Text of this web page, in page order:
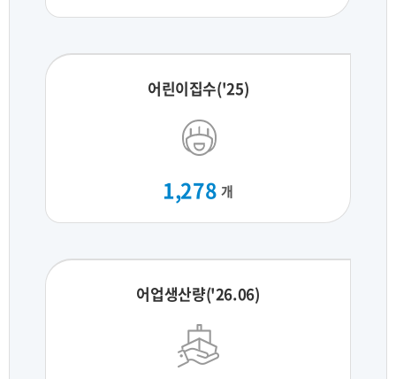
어린이집수('25)
1,278 개
어업생산량('26.06)